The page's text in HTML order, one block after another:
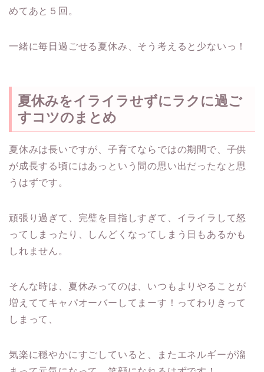
めてあと５回。
一緒に毎日過ごせる夏休み、そう考えると少ないっ！
夏休みをイライラせずにラクに過ご
すコツのまとめ
夏休みは長いですが、子育てならではの期間で、子供
が成長する頃にはあっという間の思い出だったなと思
うはずです。
頑張り過ぎて、完璧を目指しすぎて、イライラして怒
ってしまったり、しんどくなってしまう日もあるかも
しれません。
そんな時は、夏休みってのは、いつもよりやることが
増えててキャパオーバーしてまーす！ってわりきって
しまって、
気楽に穏やかにすごしていると、またエネルギーが溜